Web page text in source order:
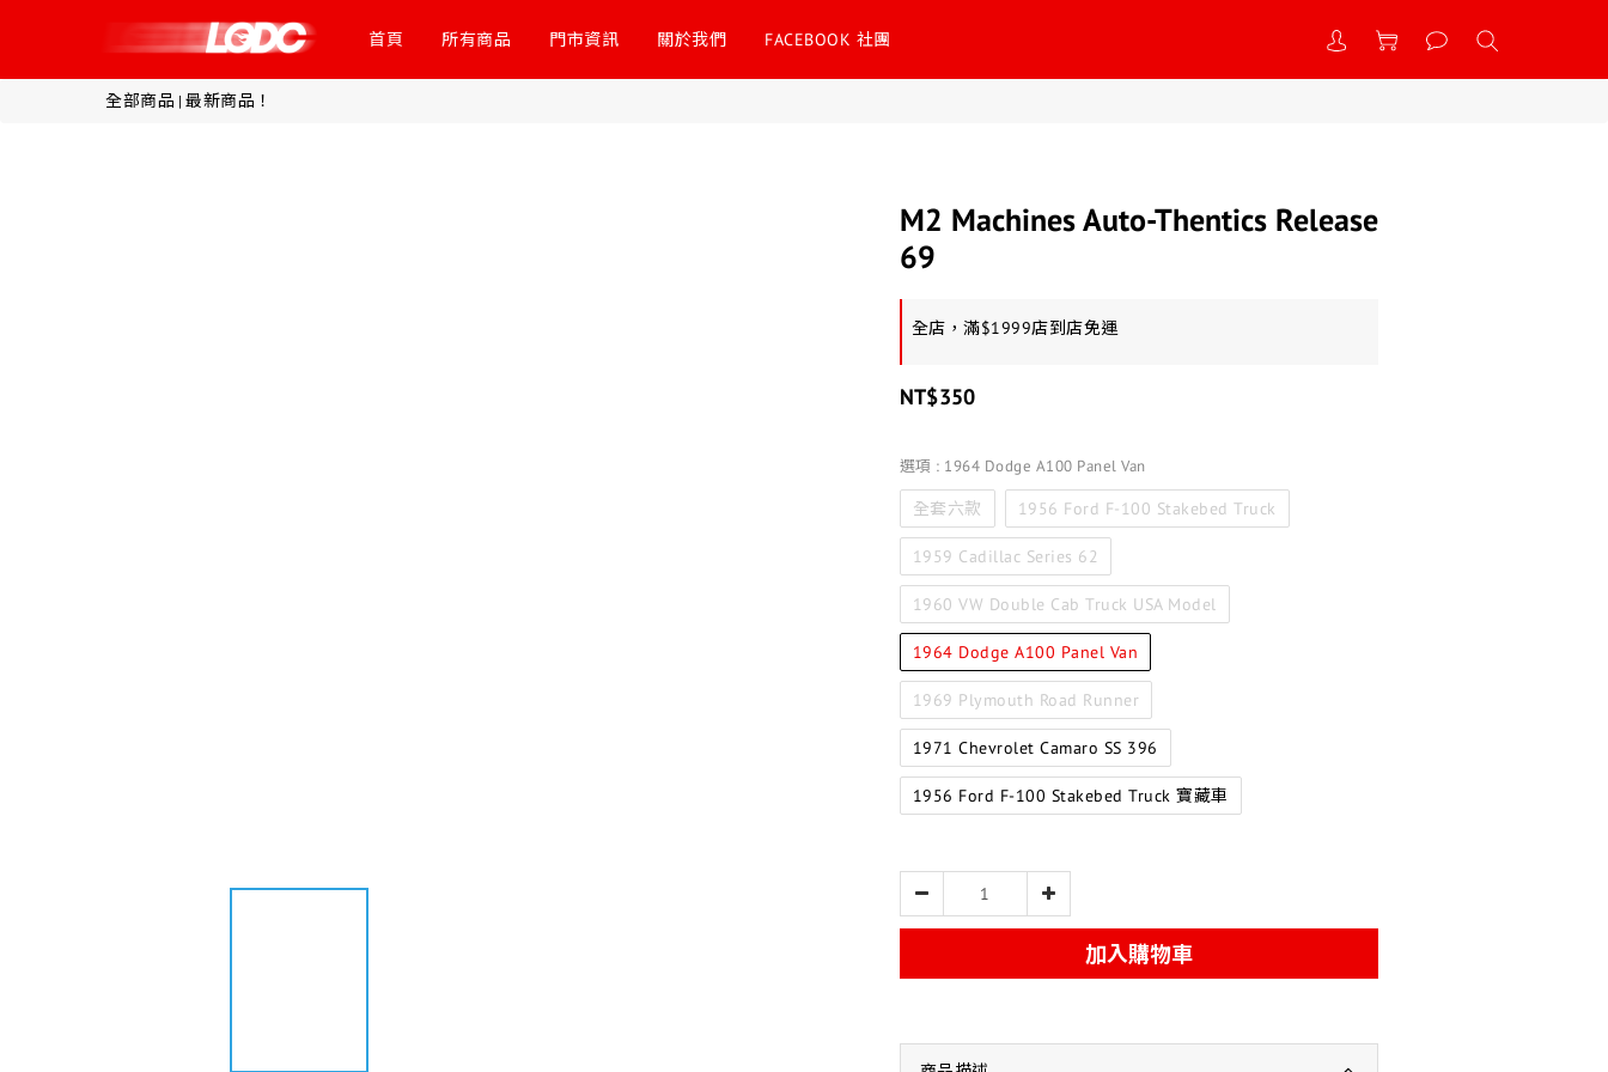
首頁 所有商品 門市資訊 關於我們 FACEBOOK 社團
全部商品 | 最新商品！
M2 Machines Auto-Thentics Release
69
全店，滿$1999店到店免運
NT$350
選項 : 1964 Dodge A100 Panel Van
全套六款 1956 Ford F-100 Stakebed Truck
1959 Cadillac Series 62
1960 VW Double Cab Truck USA Model
1964 Dodge A100 Panel Van
1969 Plymouth Road Runner
1971 Chevrolet Camaro SS 396
1956 Ford F-100 Stakebed Truck 寶藏車
加入購物車